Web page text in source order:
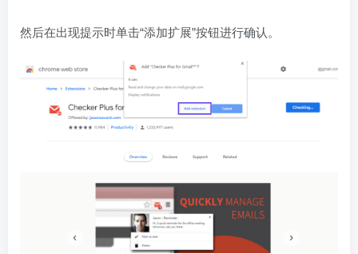
然后在出现提示时单击“添加扩展”按钮进行确认。